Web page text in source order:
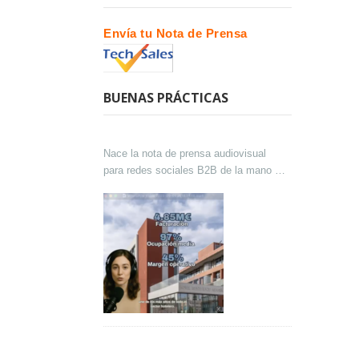
Envía tu Nota de Prensa
BUENAS PRÁCTICAS
Nace la nota de prensa audiovisual
para redes sociales B2B de la mano de